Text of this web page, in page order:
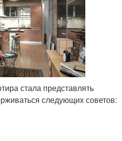
стала представлять
следующих советов: